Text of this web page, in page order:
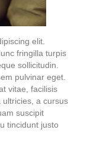
elit.
fringilla turpis
sollicitudin.
pulvinar eget.
vitae, facilisis
a cursus
suscipit
tincidunt justo